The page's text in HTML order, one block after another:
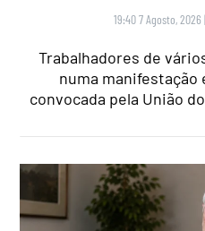
19:40 7 Agosto, 2026 |
Trabalhadores de
numa manifestação
convocada pela União